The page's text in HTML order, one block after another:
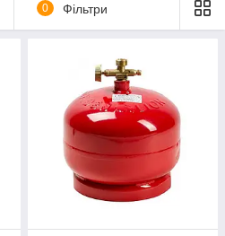
0 Фільтри